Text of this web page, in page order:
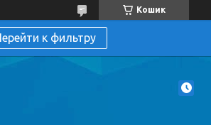
Кошик
к фильтру